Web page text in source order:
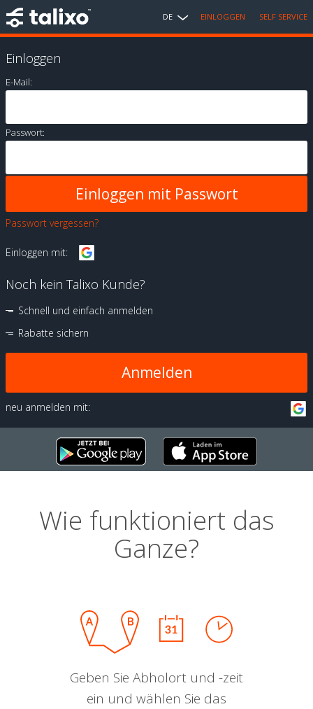
DE EINLOGGEN SELF SERVICE
Einloggen
E-Mail:
Passwort:
Passwort vergessen?
Einloggen mit:
Noch kein Talixo Kunde?
Schnell und einfach anmelden
Rabatte sichern
Anmelden
neu anmelden mit:
Wie funktioniert das
Ganze?
Geben Sie Abholort und -zeit
ein und wählen Sie das